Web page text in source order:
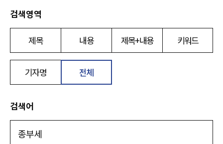
검색영역
제목 내용 제목+내용 키워드
기자명 전체
검색어